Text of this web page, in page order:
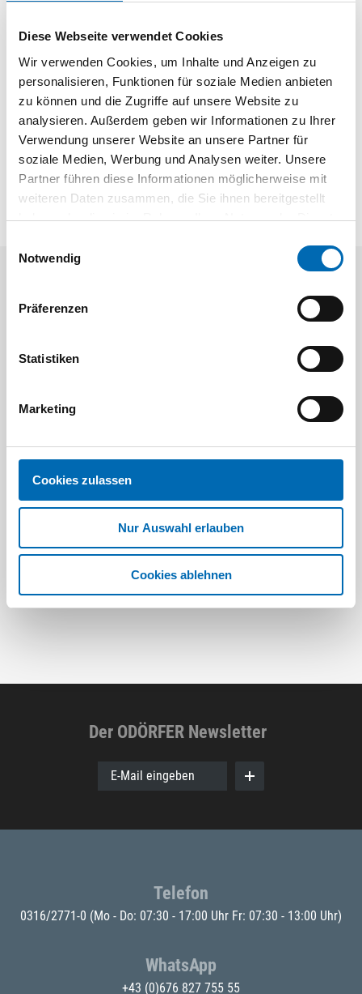
Diese Webseite verwendet Cookies
Wir verwenden Cookies, um Inhalte und Anzeigen zu
personalisieren, Funktionen für soziale Medien anbieten
zu können und die Zugriffe auf unsere Website zu
analysieren. Außerdem geben wir Informationen zu Ihrer
Verwendung unserer Website an unsere Partner für
soziale Medien, Werbung und Analysen weiter. Unsere
Partner führen diese Informationen möglicherweise mit
weiteren Daten zusammen, die Sie ihnen bereitgestellt
haben oder die sie im Rahmen Ihrer Nutzung der Dienste
Notwendig
Präferenzen
Statistiken
Marketing
Cookies zulassen
Nur Auswahl erlauben
Cookies ablehnen
Produktart Türdichtschiene
Produktbeschreibung
Für Fenster und Türen. Die Schienen sind mit Löchern von 2
mm ø vorgebohrt. Lochabstände ca. 100 mm. Dichtung
schwarz.
Festool
8 Ausführungen
Artikel-Nr.
Der ODÖRFER Newsletter
E-Mail eingeben
Telefon
0316/2771-0 (Mo - Do: 07:30 - 17:00 Uhr Fr: 07:30 - 13:00 Uhr)
WhatsApp
+43 (0)676 827 755 55